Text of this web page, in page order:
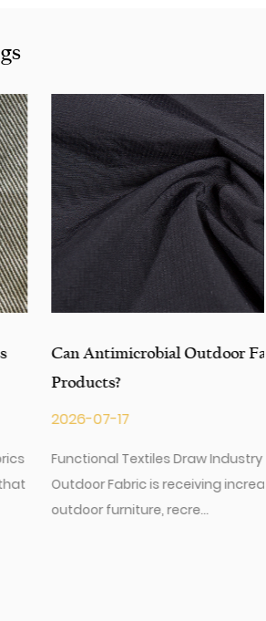
Lidl, Aldi. Ya sea que seleccione
para su solicitud para su solicitud,
centro de servicio al cliente
de abastecimiento.
Fabric Improve Outdoor
Industry Interest Antimicrobial
increased attention across the